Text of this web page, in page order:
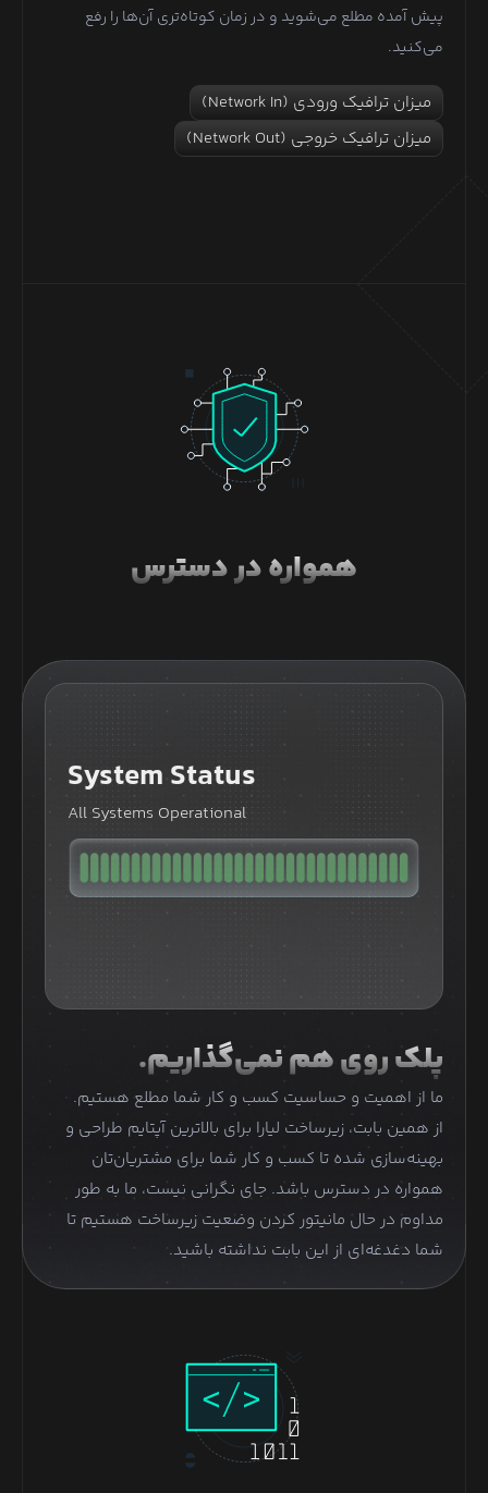
پیش آمده مطلع می‌شوید و در زمان کوتاه‌تری آن‌ها را رفع
می‌کنید.
میزان ترافیک ورودی (Network In)
میزان ترافیک خروجی (Network Out)
همواره در دسترس
System Status
All Systems Operational
پلک روی هم نمی‌گذاریم.
ما از اهمیت و حساسیت کسب و کار شما مطلع هستیم.
از همین بابت، زیرساخت لیارا برای بالاترین آپتایم طراحی و
بهینه‌سازی شده تا کسب و کار شما برای مشتریان‌تان
همواره در دسترس باشد. جای نگرانی نیست، ما به طور
مداوم در حال مانیتور کردن وضعیت زیرساخت هستیم تا
شما دغدغه‌ای از این بابت نداشته باشید.